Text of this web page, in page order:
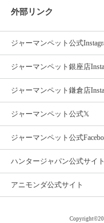
外部リンク
ジャーマンペット公式
ジャーマンペット銀座店
ジャーマンペット鎌倉店
ジャーマンペット公式𝕏
ジャーマンペット公式
ハンタージャパン公式サイト
アニモンダ公式サイト